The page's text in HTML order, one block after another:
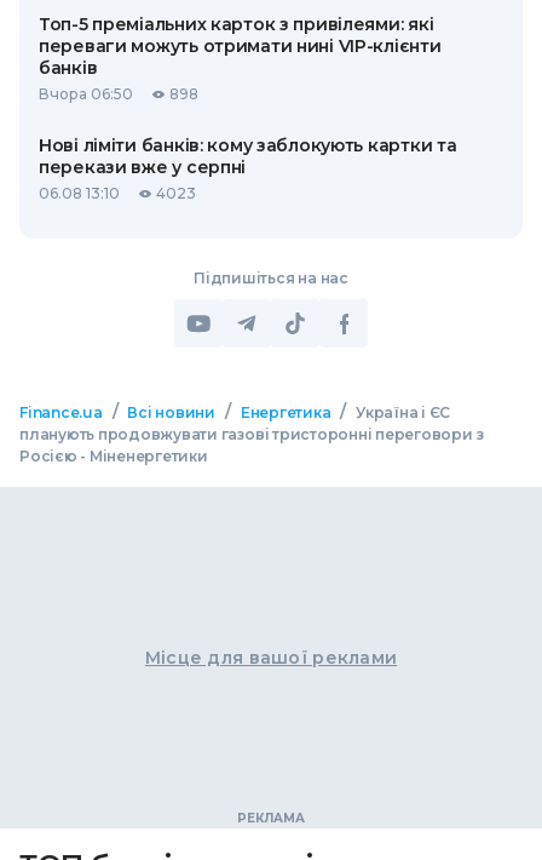
Топ-5 преміальних карток з привілеями: які
переваги можуть отримати нині VIP-клієнти
банків
Вчора 06:50 898
Нові ліміти банків: кому заблокують картки та
перекази вже у серпні
06.08 13:10 4023
Підпишіться на нас
Finance.ua / Всі новини / Енергетика / Україна і ЄС
планують продовжувати газові тристоронні переговори з
Росією - Міненергетики
Місце для вашої реклами